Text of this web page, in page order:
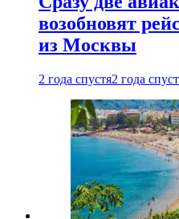
возобновят
из Москвы
2 года спустя2 года